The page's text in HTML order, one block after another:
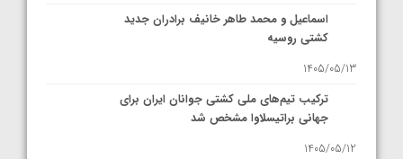
اسماعیل و محمد طاهر خانیف برادران جدید
کشتی روسیه
1405/05/13
ترکیب تیم‌های ملی کشتی جوانان ایران برای
جهانی براتیسلاوا مشخص شد
1405/05/12